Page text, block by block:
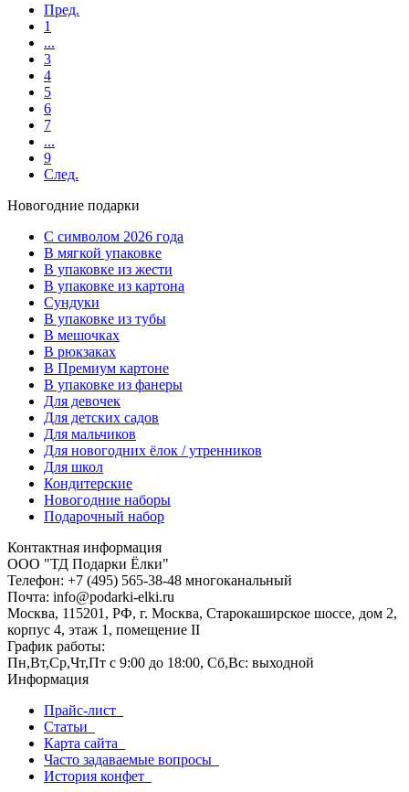
Пред.
1
...
3
4
5
6
7
...
9
След.
Новогодние подарки
C символом 2026 года
В мягкой упаковке
В упаковке из жести
В упаковке из картона
Сундуки
В упаковке из тубы
В мешочках
В рюкзаках
В Премиум картоне
В упаковке из фанеры
Для девочек
Для детских садов
Для мальчиков
Для новогодних ёлок / утренников
Для школ
Кондитерские
Новогодние наборы
Подарочный набор
Контактная информация
ООО "ТД Подарки Ёлки"
Телефон: +7 (495) 565-38-48 многоканальный
Почта: info@podarki-elki.ru
Москва, 115201, РФ, г. Москва, Старокаширское шоссе, дом 2,
корпус 4, этаж 1, помещение II
График работы:
Пн,Вт,Ср,Чт,Пт с 9:00 до 18:00, Сб,Вс: выходной
Информация
Прайс-лист
Статьи
Карта сайта
Часто задаваемые вопросы
История конфет